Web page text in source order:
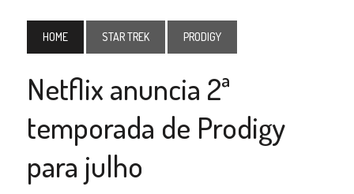
HOME STAR TREK PRODIGY
Netflix anuncia 2ª
temporada de Prodigy
para julho